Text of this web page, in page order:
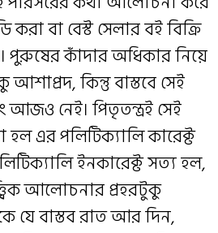
বা বেস্ট সেলার বই বিক্রি
পুরুষের কাঁদার অধিকার নিয়ে
কিন্তু বাস্তবে সেই
নেই। পিতৃতন্ত্রই সেই
এর পলিটিক্যালি কারেক্ট
ইনকারেক্ট সত্য হল,
আলোচনার প্রহরটুকু
যে বাস্তব রাত আর দিন,